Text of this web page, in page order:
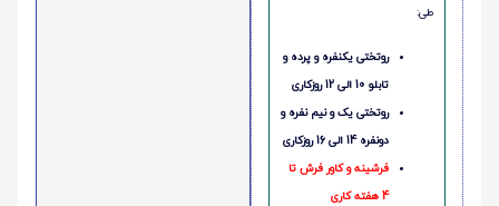
طی:
روتختی یکنفره و پرده و
تابلو 10 الی 12 روزکاری
روتختی یک و نیم نفره و
دونفره 14 الی 16 روزکاری
فرشینه و کاور فرش تا
4 هفته کاری